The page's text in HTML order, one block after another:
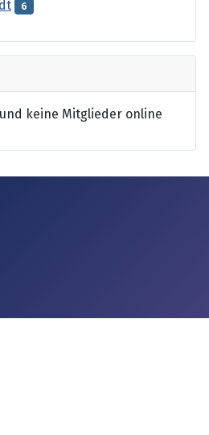
6
keine Mitglieder online